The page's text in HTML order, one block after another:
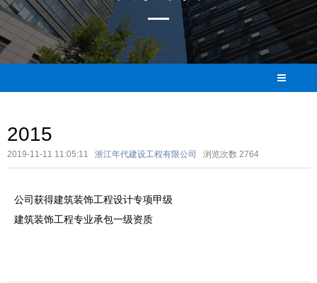
2015
2019-11-11 11:05:11 浙江年代建设工程有限公司 浏览次数 2764
公司获得建筑装饰工程设计专项甲级
建筑装饰工程专业承包一级资质